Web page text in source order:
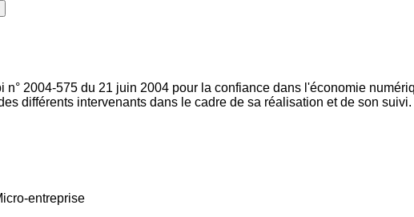
2004-575 du 21 juin 2004 pour la confiance dans l'économie
différents intervenants dans le cadre de sa réalisation et de son suivi.
entreprise